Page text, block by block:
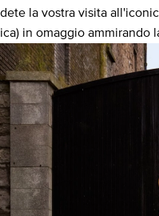
la vostra visita
in omaggio ammirando